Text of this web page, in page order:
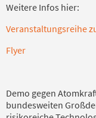
Weitere Infos hier:
Veranstaltungsreihe
Flyer
Demo gegen
bundesweiten